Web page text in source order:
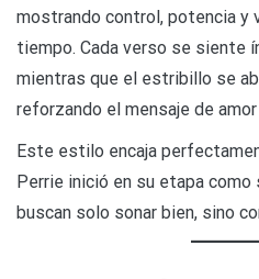
mostrando control, potencia y
tiempo. Cada verso se siente
mientras que el estribillo se
reforzando el mensaje de
Este estilo encaja
Perrie inició en su etapa
buscan solo sonar bien, sino